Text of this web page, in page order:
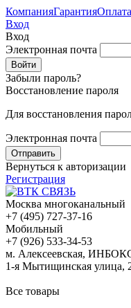
КомпанияГарантияОплата
Вход
Вход
Электронная почта
Забыли пароль?
Восстановление пароля
Для восстановления
Электронная почта
Вернуться к авторизации
Регистрация
Москва многоканальный
+7 (495) 727-37-16
Мобильный
+7 (926) 533-34-53
м. Алексеевская,
1-я Мытищинская улица,
Все товары